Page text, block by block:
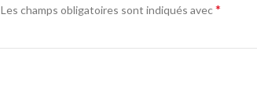
Les champs obligatoires sont indiqués avec*